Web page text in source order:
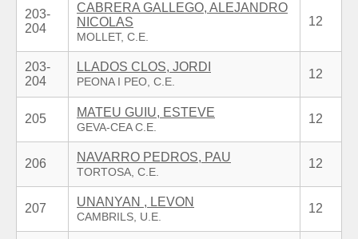
203-
204
CABRERA GALLEGO, ALEJANDRO
NICOLAS
12
203-
204
LLADOS CLOS, JORDI
12
205 MATEU GUIU, ESTEVE 12
206 NAVARRO PEDROS, PAU 12
207 UNANYAN , LEVON 12